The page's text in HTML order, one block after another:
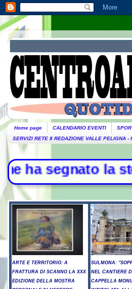
Home page CALENDARIO EVENTI
SERVIZI RETE 8 REDAZIONE VALLE PELIGNA -
la storia
ARTE E TERRITORIO: A
FRATTURA DI SCANNO LA XXX
EDIZIONE DELLA MOSTRA
SULMONA:
NEL CANTIERE
CAPPELLA